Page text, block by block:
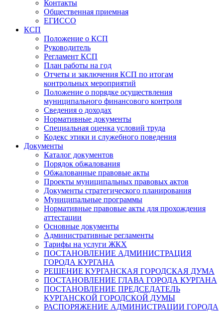
Контакты
Общественная приемная
ЕГИССО
КСП
Положение о КСП
Руководитель
Регламент КСП
План работы на год
Отчеты и заключения КСП по итогам
контрольных мероприятий
Положение о порядке осуществления
муниципального финансового контроля
Сведения о доходах
Нормативные документы
Специальная оценка условий труда
Кодекс этики и служебного поведения
Документы
Каталог документов
Порядок обжалования
Обжалованные правовые акты
Проекты муниципальных правовых актов
Документы стратегического планирования
Муниципальные программы
Нормативные правовые акты для прохождения
аттестации
Основные документы
Административные регламенты
Тарифы на услуги ЖКХ
ПОСТАНОВЛЕНИЕ АДМИНИСТРАЦИЯ
ГОРОДА КУРГАНА
РЕШЕНИЕ КУРГАНСКАЯ ГОРОДСКАЯ ДУМА
ПОСТАНОВЛЕНИЕ ГЛАВА ГОРОДА КУРГАНА
ПОСТАНОВЛЕНИЕ ПРЕДСЕДАТЕЛЬ
КУРГАНСКОЙ ГОРОДСКОЙ ДУМЫ
РАСПОРЯЖЕНИЕ АДМИНИСТРАЦИИ ГОРОДА